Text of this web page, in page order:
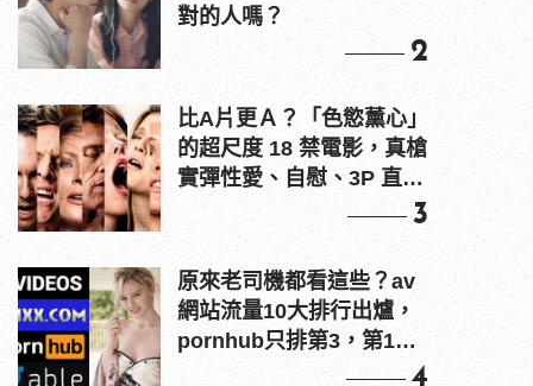
對的人嗎？
2
比A片更Ａ？「色慾薰心」
的超尺度 18 禁電影，真槍
實彈性愛、自慰、3P 直接
3
原來老司機都看這些？av
網站流量10大排行出爐，
pornhub只排第3，第1名
4